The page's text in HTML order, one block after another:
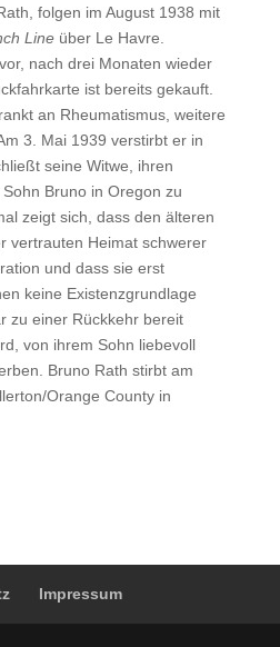
folgen im August 1938 mit
Line über Le Havre.
nach drei Monaten wieder
ist bereits gekauft.
an Rheumatismus, weitere
3. Mai 1939 verstirbt er in
seine Witwe, ihren
Bruno in Oregon zu
zeigt sich, dass den älteren
vertrauten Heimat schwerer
und dass sie erst
keine Existenzgrundlage
zu einer Rückkehr bereit
von ihrem Sohn liebevoll
Bruno Rath stirbt am
Orange County in
Impressum